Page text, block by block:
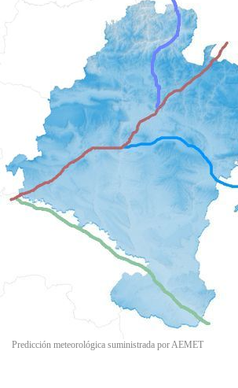
Predicción meteorológica suministrada por AEMET